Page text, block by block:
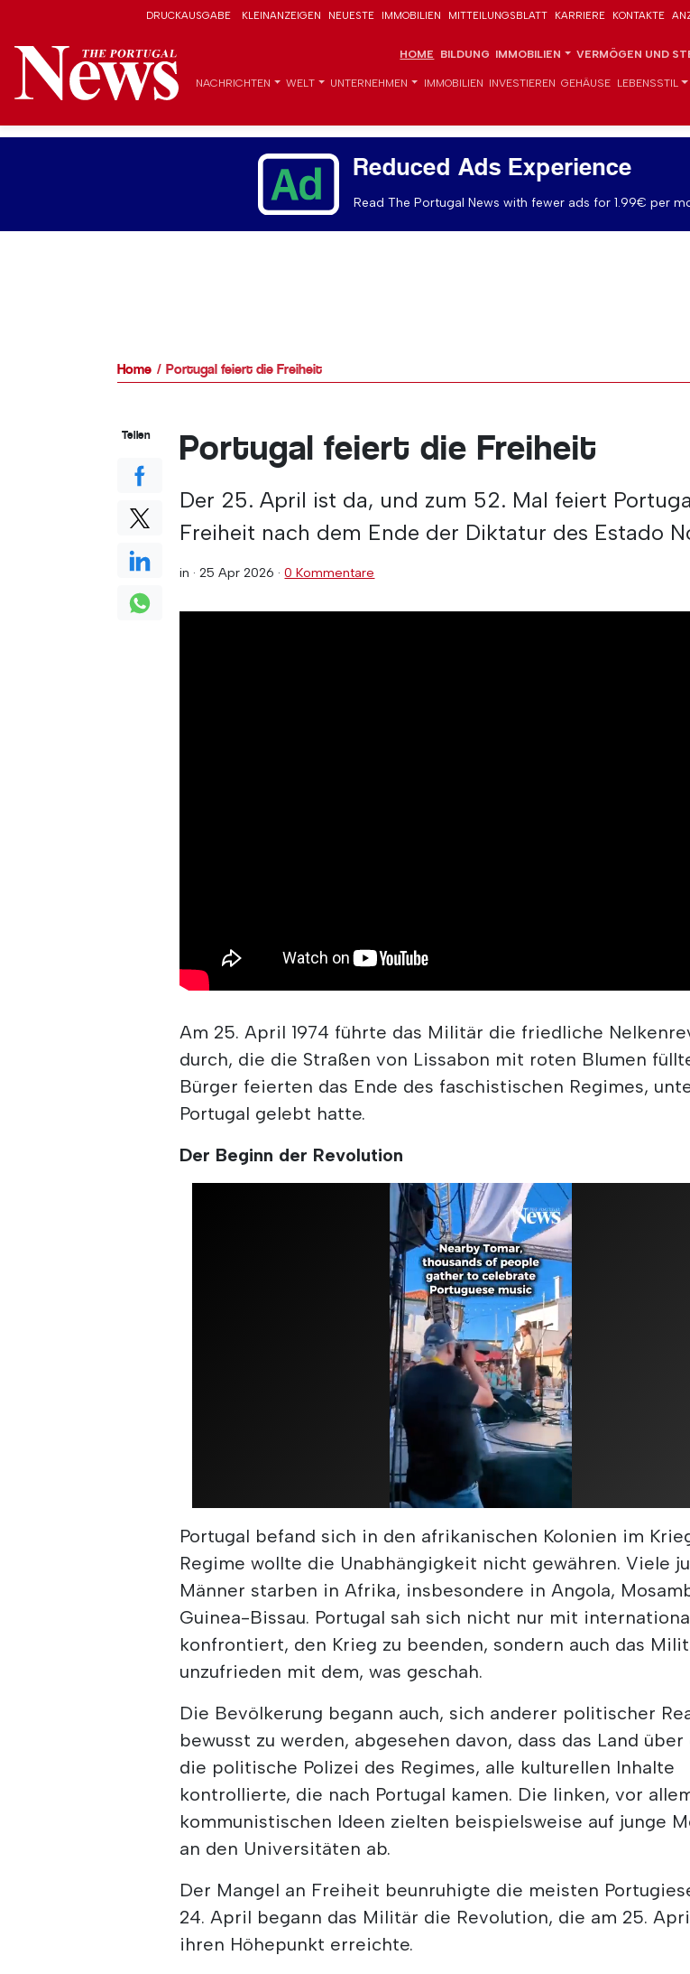
DRUCKAUSGABE KLEINANZEIGEN NEUESTE IMMOBILIEN MITTEILUNGSBLATT KARRIERE KONTAKTE
HOME BILDUNG IMMOBILIEN VERMÖGEN UND
NACHRICHTEN WELT UNTERNEHMEN IMMOBILIEN INVESTIEREN GEHÄUSE LEBENSSTIL
Reduced Ads Experience
Read The Portugal News with fewer ads for 1.99€ per
Home Portugal feiert die Freiheit
Portugal feiert die Freiheit
Der 25. April ist da, und zum 52. Mal feiert
Freiheit nach dem Ende der Diktatur des Estado
in ·25 Apr 2026 ·0 Kommentare
Am 25. April 1974 führte das Militär die friedliche
durch, die die Straßen von Lissabon mit roten Blumen
Bürger feierten das Ende des faschistischen Regimes,
Portugal gelebt hatte.
Der Beginn der Revolution
Portugal befand sich in den afrikanischen Kolonien im
Regime wollte die Unabhängigkeit nicht gewähren. Viele
Männer starben in Afrika, insbesondere in Angola,
Guinea-Bissau. Portugal sah sich nicht nur mit
konfrontiert, den Krieg zu beenden, sondern auch das
unzufrieden mit dem, was geschah.
Die Bevölkerung begann auch, sich anderer politischer
bewusst zu werden, abgesehen davon, dass das Land über
die politische Polizei des Regimes, alle kulturellen Inhalte
kontrollierte, die nach Portugal kamen. Die linken, vor
kommunistischen Ideen zielten beispielsweise auf junge
an den Universitäten ab.
Der Mangel an Freiheit beunruhigte die meisten
24. April begann das Militär die Revolution, die am 25.
ihren Höhepunkt erreichte.
Teilen